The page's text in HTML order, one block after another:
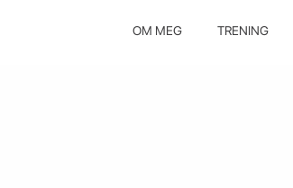
OM MEG TRENING